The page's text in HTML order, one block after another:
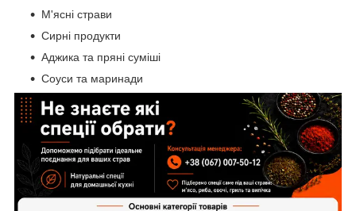
М'ясні страви
Сирні продукти
Аджика та пряні суміші
Соуси та маринади